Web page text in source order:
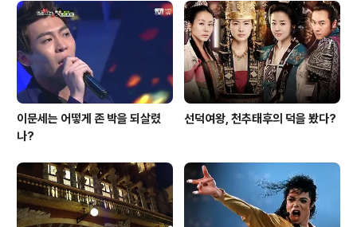
이문세는 어떻게 존 박을 되살렸
나?
선덕여왕, 천추태후의 덕을 봤다?